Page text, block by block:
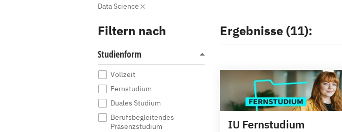
Data Science
Filtern nach
Studienform
Vollzeit
Fernstudium
Duales Studium
Berufsbegleitendes
Präsenzstudium
Ergebnisse (11):
IU Fernstudium